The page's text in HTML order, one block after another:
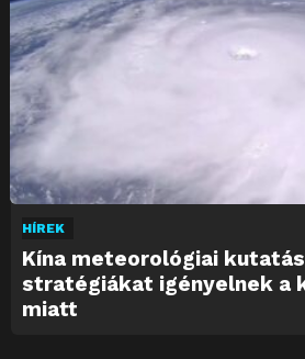
HÍREK
Kína meteorológiai
stratégiákat igényelnek a
miatt